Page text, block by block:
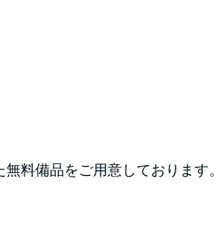
料備品をご用意しております。